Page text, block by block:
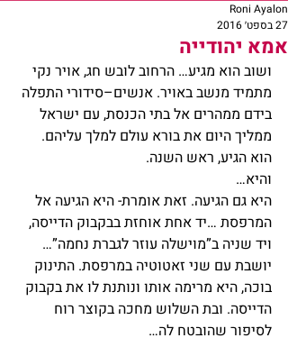
אמא יהודייה
Roni Ayalon
27 בספט׳ 2016
ושוב הוא מגיע… הרחוב לובש חג, אויר נקי
מתמיד מנשב באויר. אנשים–סידורי התפלה
בידם ממהרים אל בתי הכנסת, עם ישראל
ממליך היום את בורא עולם למלך עליהם.
הוא הגיע, ראש השנה.
והיא…
היא גם הגיעה. זאת אומרת- היא הגיעה אל
המרפסת …יד אחת אוחזת בבקבוק הדייסה,
ויד שניה ב”מוישלה עוזר לגברת נחמה”…
יושבת עם שני זאטוטיה במרפסת. התינוק
בוכה, היא מרימה אותו ונותנת לו את בקבוק
הדייסה. ובת השלוש מחכה בקוצר רוח
לסיפור שהובטח לה…